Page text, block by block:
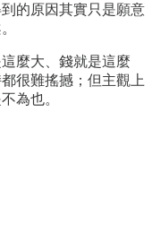
的原因其實只是願意
麼大、錢就是這麼
很難搖撼；但主觀上
為也。